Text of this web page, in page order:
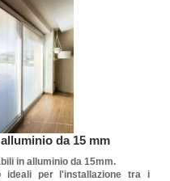
da 15 mm
in alluminio da 15mm.
ideali per l'installazione tra i